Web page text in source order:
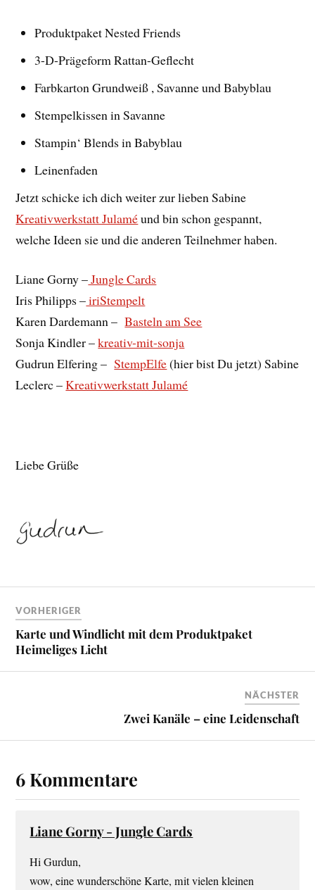
Produktpaket Nested Friends
3-D-Prägeform Rattan-Geflecht
Farbkarton Grundweiß , Savanne und Babyblau
Stempelkissen in Savanne
Stampin‘ Blends in Babyblau
Leinenfaden
Jetzt schicke ich dich weiter zur lieben Sabine
Kreativwerkstatt Julaméund bin schon gespannt,
welche Ideen sie und die anderen Teilnehmer haben.
Liane Gorny –Jungle Cards
Iris Philipps –iriStempelt
Karen Dardemann –Basteln am See
Sonja Kindler –kreativ-mit-sonja
Gudrun Elfering –StempElfe(hier bist Du jetzt) Sabine
Leclerc –Kreativwerkstatt Julamé
Liebe Grüße
VORHERIGER
Karte und Windlicht mit dem Produktpaket
Heimeliges Licht
NÄCHSTER
Zwei Kanäle – eine Leidenschaft
6 Kommentare
Liane Gorny - Jungle Cards
Hi Gurdun,
wow, eine wunderschöne Karte, mit vielen kleinen